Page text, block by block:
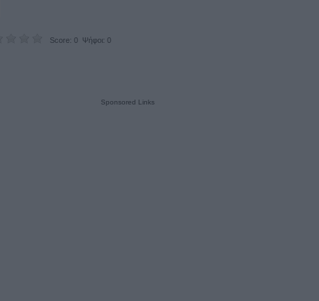
Score: 0 Ψήφοι: 0
Sponsored Links